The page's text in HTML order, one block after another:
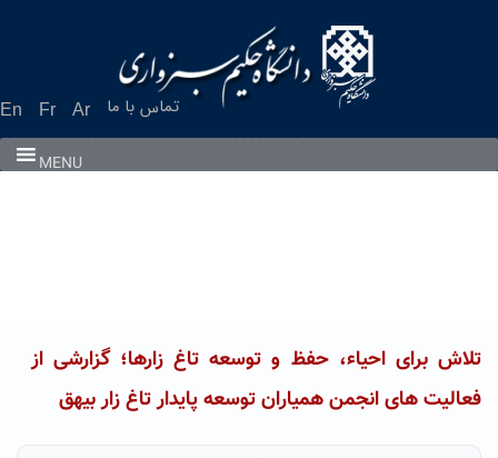
En Fr Ar تماس با ما
MENU
تلاش برای احیاء، حفظ و توسعه تاغ زارها؛ گزارشی از
فعالیت های انجمن همیاران توسعه پایدار تاغ زار بیهق